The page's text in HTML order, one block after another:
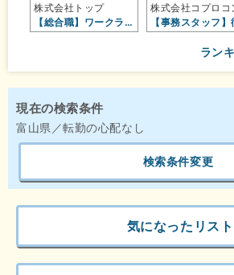
株式会社トップ
【総合職】ワークライフバランス重視…
ラン
現在の検索条件
富山県／転勤の心配なし
検索条件変更
気になったリスト